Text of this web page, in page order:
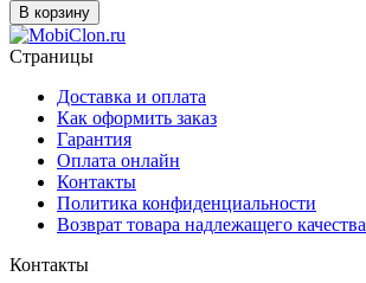
В корзину
Страницы
Доставка и оплата
Как оформить заказ
Гарантия
Оплата онлайн
Контакты
Политика конфиденциальности
Возврат товара надлежащего качества
Контакты